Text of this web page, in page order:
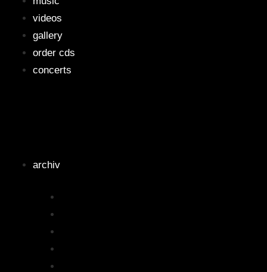
videos
gallery
order cds
concerts
archiv